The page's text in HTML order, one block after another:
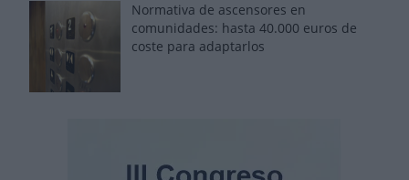
Normativa de ascensores en
comunidades: hasta 40.000 euros de
coste para adaptarlos